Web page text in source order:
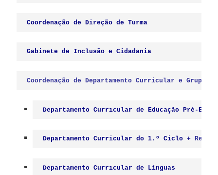
Coordenação de Departamento Curricular e
Departamento Curricular de Educação Pré-
Departamento Curricular do 1.º Ciclo +
Departamento Curricular de Línguas